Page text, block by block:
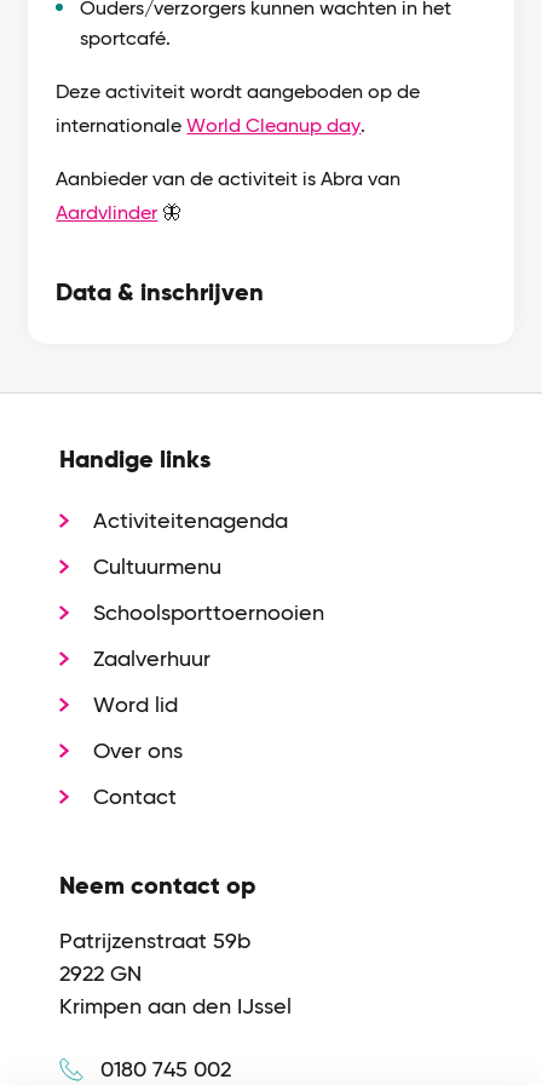
Ouders/verzorgers kunnen wachten in het
sportcafé.
Deze activiteit wordt aangeboden op de
internationaleWorld Cleanup day.
Aanbieder van de activiteit is Abra van
Aardvlinder 🦋
Data & inschrijven
Handige links
Activiteitenagenda
Cultuurmenu
Schoolsporttoernooien
Zaalverhuur
Word lid
Over ons
Contact
Neem contact op
Patrijzenstraat 59b
2922 GN
Krimpen aan den IJssel
0180 745 002